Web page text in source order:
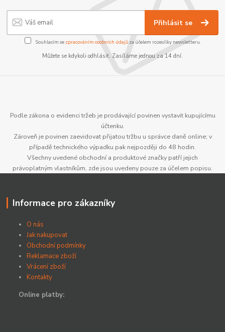
Přihlásit se
Souhlasím se zpracováním osobních údajůza účelem rozesílky newsletteru.
Můžete se kdykoli odhlásit. Zasíláme jednou za 14 dní.
Podle zákona o evidenci tržeb je prodávající povinen vystavit kupujícímu
účtenku.
Zároveň je povinen zaevidovat přijatou tržbu u správce daně online; v
případě technického výpadku pak nejpozději do 48 hodin.
Všechny uvedené obchodní a produktové značky patří jejich
právoplatným vlastníkům, zde jsou uvedeny pouze za účelem popisu.
Informace pro zákazníky
O nás
Jak nakupovat
Obchodní podmínky
Reklamace zboží
Vrácení zboží
Kontakty
Online platby: